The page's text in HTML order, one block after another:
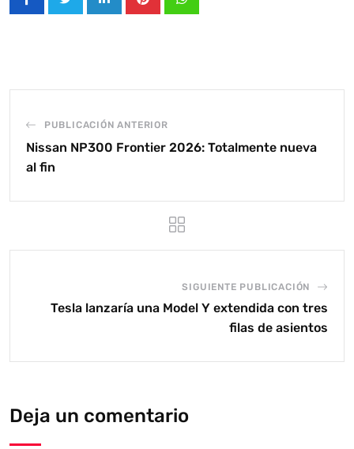
LinkedInPinterestWhatsapp
PUBLICACIÓN ANTERIOR
Nissan NP300 Frontier 2026: Totalmente nueva
al fin
SIGUIENTE PUBLICACIÓN
Tesla lanzaría una Model Y extendida con tres
filas de asientos
Deja un comentario